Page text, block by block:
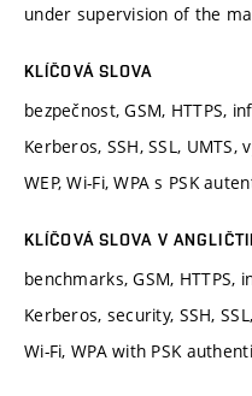
under supervision of the
KLÍČOVÁ SLOVA
bezpečnost, GSM, HTTPS,
Kerberos, SSH, SSL,
WEP, Wi-Fi, WPA s PSK
KLÍČOVÁ SLOVA V
benchmarks, GSM, HTTPS,
Kerberos, security, SSH,
Wi-Fi, WPA with PSK